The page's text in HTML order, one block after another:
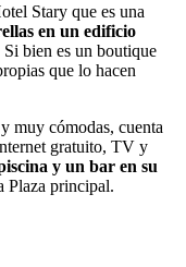
Stary que es una
en un edificio
Si bien es un boutique
que lo hacen
muy cómodas, cuenta
gratuito, TV y
y un bar en su
Plaza principal.